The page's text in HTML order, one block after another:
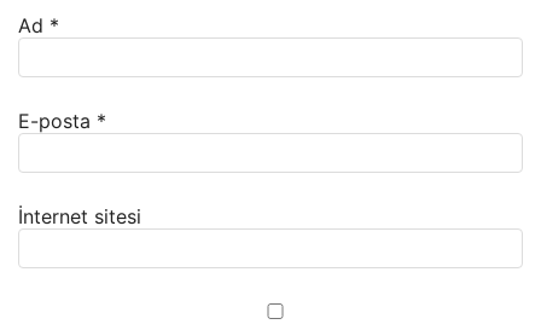
Ad *
E-posta *
İnternet sitesi